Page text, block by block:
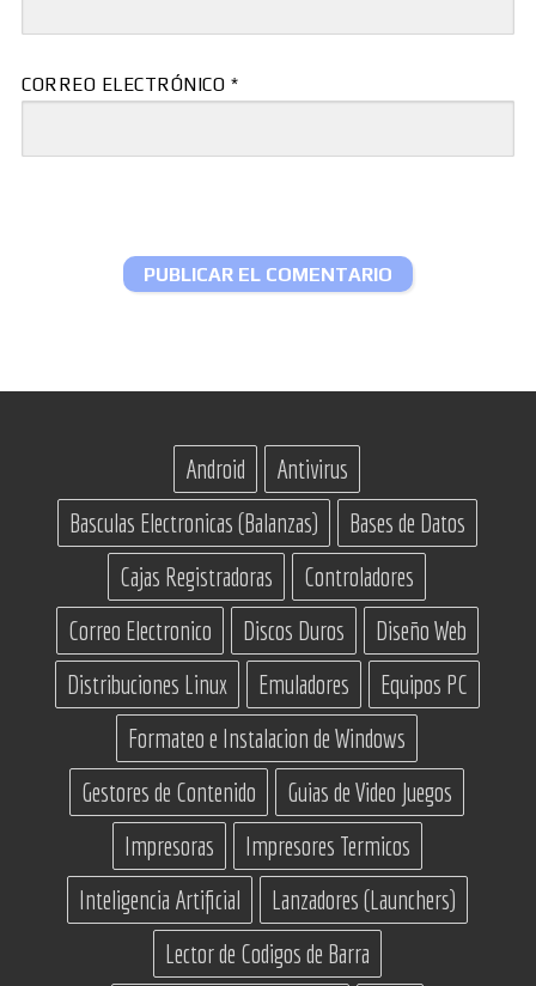
CORREO ELECTRÓNICO *
Android
Antivirus
Basculas Electronicas (Balanzas)
Bases de Datos
Cajas Registradoras
Controladores
Correo Electronico
Discos Duros
Diseño Web
Distribuciones Linux
Emuladores
Equipos PC
Formateo e Instalacion de Windows
Gestores de Contenido
Guias de Video Juegos
Impresoras
Impresores Termicos
Inteligencia Artificial
Lanzadores (Launchers)
Lector de Codigos de Barra